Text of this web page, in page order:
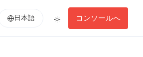
日本語 コンソールへ